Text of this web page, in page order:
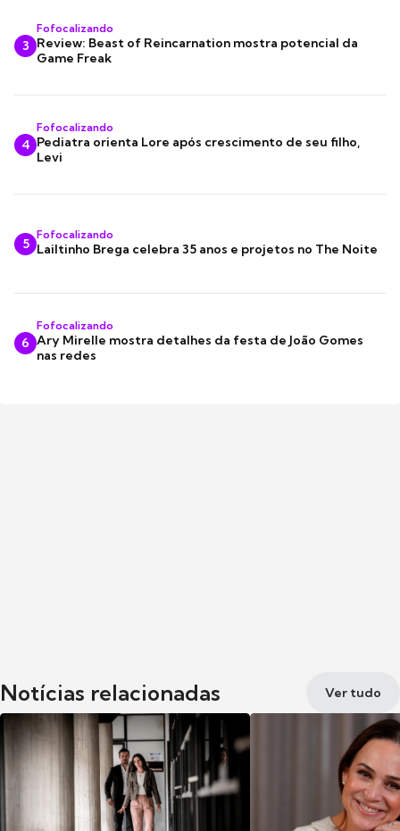
3
Fofocalizando
Review: Beast of Reincarnation mostra potencial da
Game Freak
4
Fofocalizando
Pediatra orienta Lore após crescimento de seu filho,
Levi
5
Fofocalizando
Lailtinho Brega celebra 35 anos e projetos no The Noite
6
Fofocalizando
Ary Mirelle mostra detalhes da festa de João Gomes
nas redes
Notícias relacionadas Ver tudo